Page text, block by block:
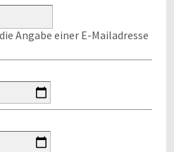
Angabe einer E-Mailadresse